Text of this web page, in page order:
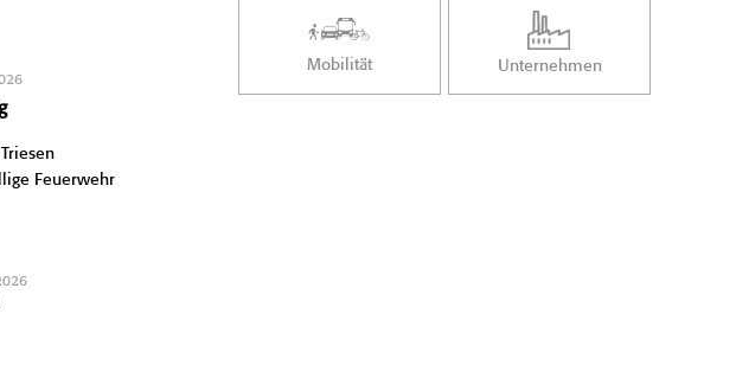
Feuerwehr
Mobilität Unternehmen